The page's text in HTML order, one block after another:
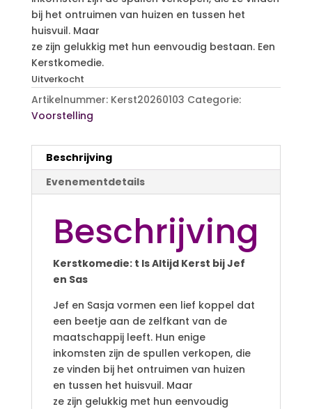
bij het ontruimen van huizen en tussen het
huisvuil. Maar
ze zijn gelukkig met hun eenvoudig bestaan. Een
Kerstkomedie.
Uitverkocht
Artikelnummer: Kerst20260103 Categorie:
Voorstelling
Beschrijving
Evenementdetails
Beschrijving
Kerstkomedie: t Is Altijd Kerst bij Jef
en Sas
Jef en Sasja vormen een lief koppel dat
een beetje aan de zelfkant van de
maatschappij leeft. Hun enige
inkomsten zijn de spullen verkopen, die
ze vinden bij het ontruimen van huizen
en tussen het huisvuil. Maar
ze zijn gelukkig met hun eenvoudig